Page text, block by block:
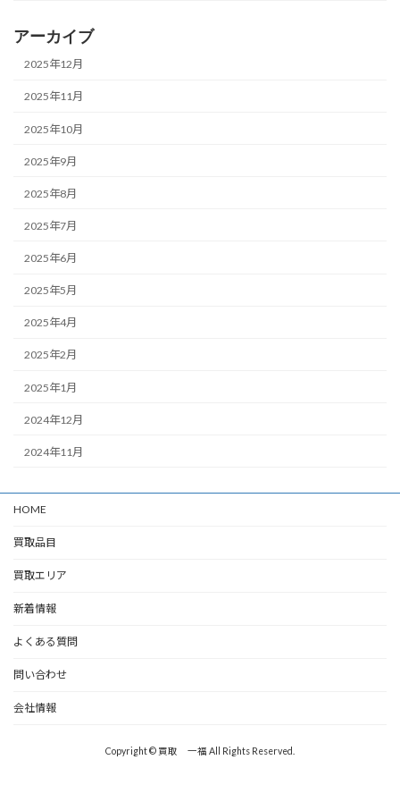
アーカイブ
2025年12月
2025年11月
2025年10月
2025年9月
2025年8月
2025年7月
2025年6月
2025年5月
2025年4月
2025年2月
2025年1月
2024年12月
2024年11月
HOME
買取品目
買取エリア
新着情報
よくある質問
問い合わせ
会社情報
Copyright © 買取 一福 All Rights Reserved.